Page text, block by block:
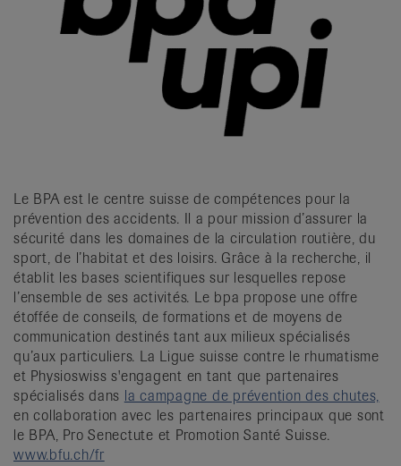
Le BPA est le centre suisse de compétences pour la
prévention des accidents. Il a pour mission d’assurer la
sécurité dans les domaines de la circulation routière, du
sport, de l’habitat et des loisirs. Grâce à la recherche, il
établit les bases scientifiques sur lesquelles repose
l’ensemble de ses activités. Le bpa propose une offre
étoffée de conseils, de formations et de moyens de
communication destinés tant aux milieux spécialisés
qu’aux particuliers. La Ligue suisse contre le rhumatisme
et Physioswiss s'engagent en tant que partenaires
spécialisés dans la campagne de prévention des chutes,
en collaboration avec les partenaires principaux que sont
le BPA, Pro Senectute et Promotion Santé Suisse.
www.bfu.ch/fr